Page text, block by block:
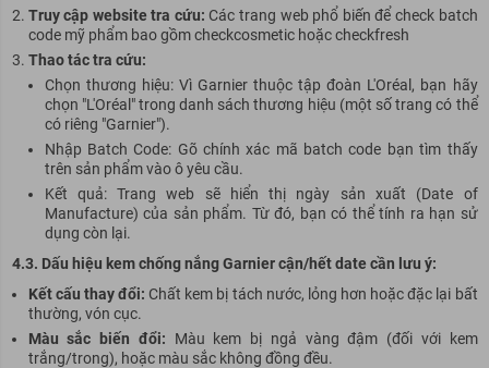
Truy cập website tra cứu: Các trang web phổ biến để check batch
code mỹ phẩm bao gồmcheckcosmetichoặccheckfresh
Thao tác tra cứu:
Chọn thương hiệu: Vì Garnier thuộc tập đoàn L'Oréal, bạn hãy
chọn "L'Oréal" trong danh sách thương hiệu (một số trang có thể
có riêng "Garnier").
Nhập Batch Code: Gõ chính xác mã batch code bạn tìm thấy
trên sản phẩm vào ô yêu cầu.
Kết quả: Trang web sẽ hiển thị ngày sản xuất (Date of
Manufacture) của sản phẩm. Từ đó, bạn có thể tính ra hạn sử
dụng còn lại.
4.3. Dấu hiệu kem chống nắng Garnier cận/hết date cần lưu ý:
Kết cấu thay đổi: Chất kem bị tách nước, lỏng hơn hoặc đặc lại bất
thường, vón cục.
Màu sắc biến đổi: Màu kem bị ngả vàng đậm (đối với kem
trắng/trong), hoặc màu sắc không đồng đều.